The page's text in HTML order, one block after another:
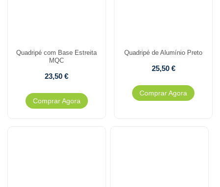
Quadripé com Base Estreita
MQC
23,50€
Comprar Agora
Quadripé de Alumínio Preto
25,50 €
Comprar Agora